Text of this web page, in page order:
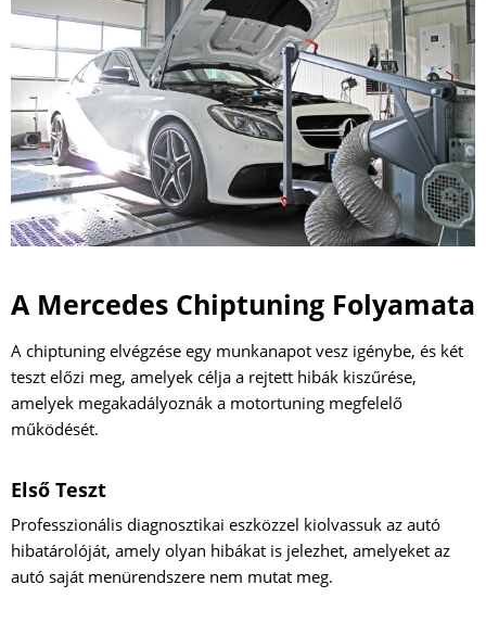
A Mercedes Chiptuning Folyamata
A chiptuning elvégzése egy munkanapot vesz igénybe, és két
teszt előzi meg, amelyek célja a rejtett hibák kiszűrése,
amelyek megakadályoznák a motortuning megfelelő
működését.
Első Teszt
Professzionális diagnosztikai eszközzel kiolvassuk az autó
hibatárolóját, amely olyan hibákat is jelezhet, amelyeket az
autó saját menürendszere nem mutat meg.